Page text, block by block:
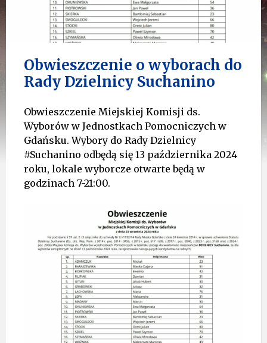
Obwieszczenie o wyborach do
Rady Dzielnicy Suchanino
Obwieszczenie Miejskiej Komisji ds.
Wyborów w Jednostkach Pomocniczych w
Gdańsku. Wybory do Rady Dzielnicy
#Suchanino odbędą się 13 października 2024
roku, lokale wyborcze otwarte będą w
godzinach 7-21:00.